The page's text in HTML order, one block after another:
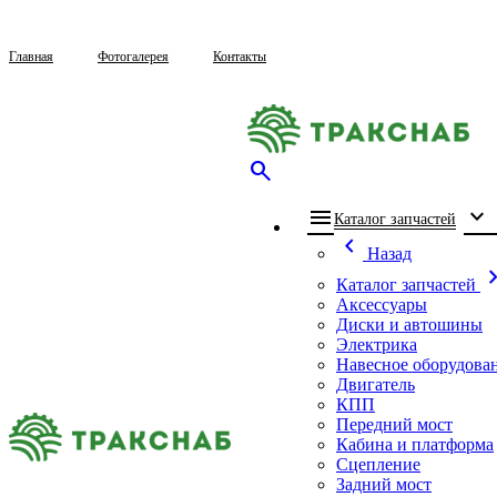
Главная Фотогалерея Контакты
search
menu Каталог запчастей expand_more
chevron_left
Назад
Каталог запчастей
chevron_right
Аксессуары
Диски и автошины
Электрика
Навесное
Двигатель
КПП
Передний мост
Кабина и платформа
Сцепление
Задний мост